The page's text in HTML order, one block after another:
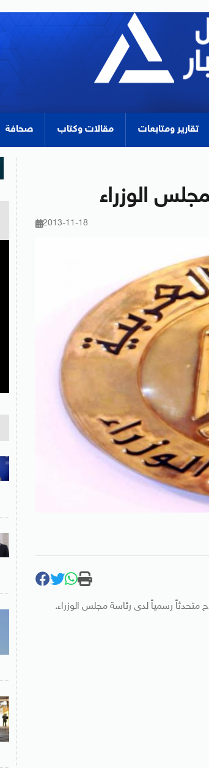
تقارير ومتابعات مقالات وكتاب صحافة
الوزراء
2013-11-18
متحدثاً رسمياً لدى رئاسة مجلس الوزراء.